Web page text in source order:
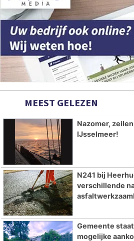
MEEST GELEZEN
Nazomer,
IJsselmeer!
N241 bij
verschillende
Gemeente
mogelijke